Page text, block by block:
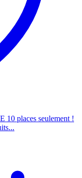
places seulement !